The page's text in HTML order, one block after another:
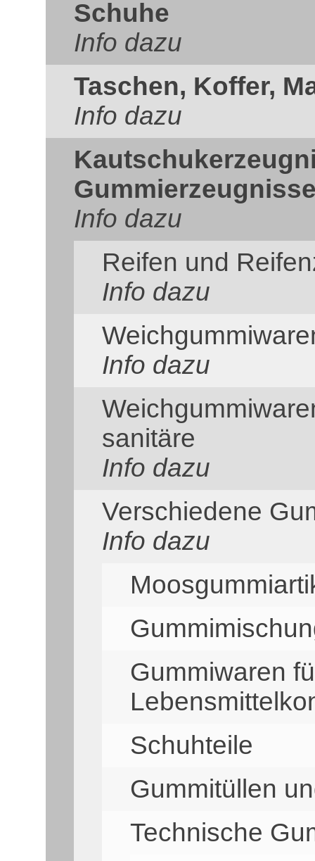
Schuhe
Info dazu
Taschen, Koffer,
Info dazu
Info dazu
Reifen und
Info dazu
Info dazu
sanitäre
Info dazu
Verschiedene
Info dazu
Gummiwaren
Schuhteile
Gummitüllen
Technische